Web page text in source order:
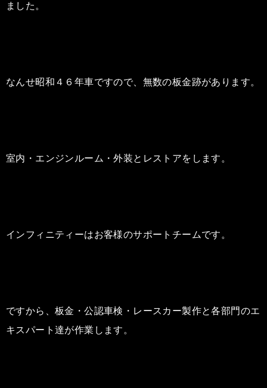
ました。
なんせ昭和４６年車ですので、無数の板金跡があります。
室内・エンジンルーム・外装とレストアをします。
インフィニティーはお客様のサポートチームです。
ですから、板金・公認車検・レースカー製作と各部門のエ
キスパート達が作業します。